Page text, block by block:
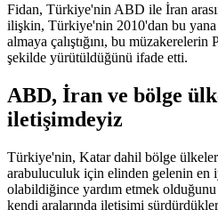
Fidan, Türkiye'nin ABD ile İran
ilişkin, Türkiye'nin 2010'dan bu
almaya çalıştığını, bu
şekilde yürütüldüğünü ifade etti.
ABD, İran ve bölge
iletişimdeyiz
Türkiye'nin, Katar dahil bölge
arabuluculuk için elinden gelenin en
olabildiğince yardım etmek
kendi aralarında iletişimi